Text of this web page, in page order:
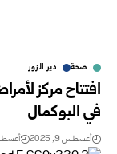
صحة دير الزور
افتتاح مركز
في البوكمال
أغسطس 9, 2025 أغسطس